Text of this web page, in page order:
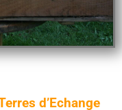
d’Echange